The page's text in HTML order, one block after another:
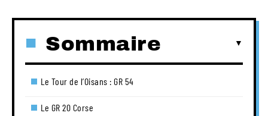
Sommaire
Le Tour de l’Oisans : GR 54
Le GR 20 Corse